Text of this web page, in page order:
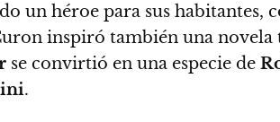
un héroe para sus habitantes,
inspiró también una novela
se convirtió en una especie de
.